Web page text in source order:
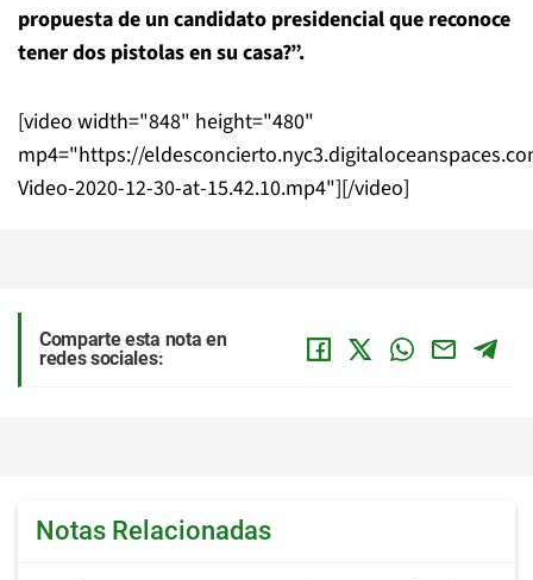
propuesta de un candidato presidencial que reconoce
tener dos pistolas en su casa?”.
[video width="848" height="480"
mp4="https://
Video-2020-12-30-at-15.42.10.mp4"][/video]
Comparte esta nota en
redes sociales:
Notas Relacionadas